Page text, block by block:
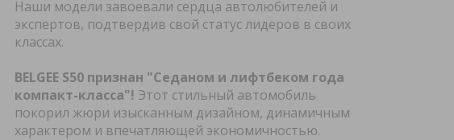
Политика в отношении cookie
BELGEE Атлант-М на
Независимости
Электронная книга отзывов
BELGEE Атлант-М на
Наши модели завоевали сердца автолюбителей и
экспертов, подтвердив свой статус лидеров в своих
классах.
BELGEE S50 признан "Седаном и лифтбеком года
компакт-класса"! Этот стильный автомобиль
покорил жюри изысканным дизайном, динамичным
характером и впечатляющей экономичностью.